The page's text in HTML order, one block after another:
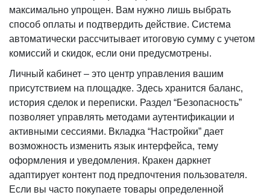
максимально упрощен. Вам нужно лишь выбрать
способ оплаты и подтвердить действие. Система
автоматически рассчитывает итоговую сумму с учетом
комиссий и скидок, если они предусмотрены.
Личный кабинет – это центр управления вашим
присутствием на площадке. Здесь хранится баланс,
история сделок и переписки. Раздел “Безопасность”
позволяет управлять методами аутентификации и
активными сессиями. Вкладка “Настройки” дает
возможность изменить язык интерфейса, тему
оформления и уведомления. Кракен даркнет
адаптирует контент под предпочтения пользователя.
Если вы часто покупаете товары определенной